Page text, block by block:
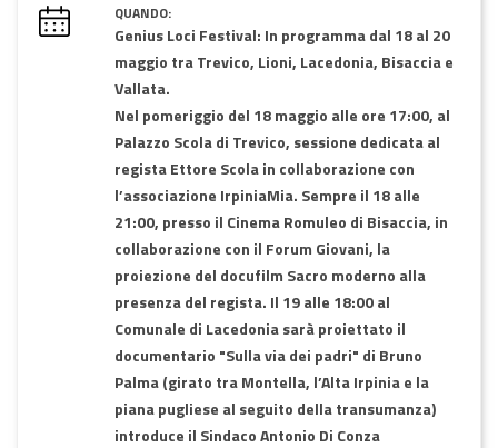
QUANDO:
Genius Loci Festival: In programma dal 18 al 20
maggio tra Trevico, Lioni, Lacedonia, Bisaccia e
Vallata.
Nel pomeriggio del 18 maggio alle ore 17:00, al
Palazzo Scola di Trevico, sessione dedicata al
regista Ettore Scola in colla­borazione con
l’associazione IrpiniaMia. Sempre il 18 alle
21:00, presso il Cinema Romuleo di Bisaccia, in
collaborazione con il Forum Giovani, la
proiezione del docufilm Sacro moderno alla
presenza del regista. Il 19 alle 18:00 al
Comunale di Lacedonia sarà proiettato il
documentario "Sulla via dei padri" di Bruno
Palma (girato tra Montella, l’Alta Irpinia e la
piana pugliese al seguito della transumanza)
introduce il Sin­daco Antonio Di Conza